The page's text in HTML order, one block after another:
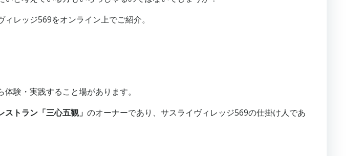
レッジ569をオンライン上でご紹介。
験・実践すること場があります。
ストラン「三心五観」 のオーナーであり、サスライヴィレッジ569の仕掛け人であ